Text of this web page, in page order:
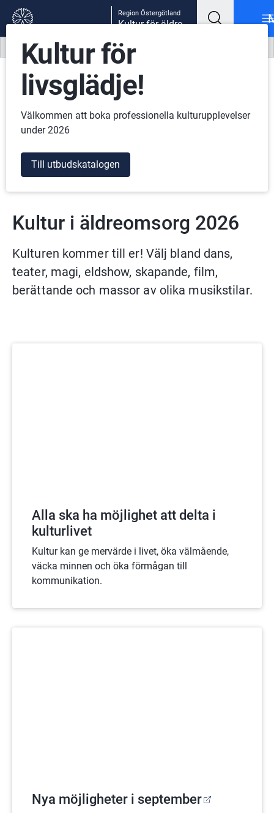
Gå till innehåll
Gå till meny
Gå till sidfot Region Östergötland
Kultur för äldre
Lyssna
Kultur för
livsglädje!
Välkommen att boka professionella kulturupplevelser
under 2026
Till utbudskatalogen
Kultur i äldreomsorg 2026
Kulturen kommer till er! Välj bland dans,
teater, magi, eldshow, skapande, film,
berättande och massor av olika musikstilar.
Alla ska ha möjlighet att delta i
kulturlivet
Kultur kan ge mervärde i livet, öka välmående,
väcka minnen och öka förmågan till
kommunikation.
Nya möjligheter i september